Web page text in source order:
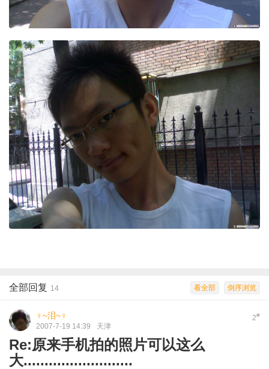
倒序浏览
看全部
全部回复 14
2#
♀~泪~♀
2007-7-19 14:39 天津
Re:原来手机拍的照片可以这么
大..........................